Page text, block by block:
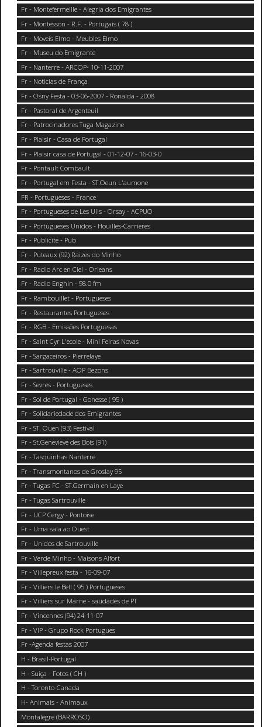
Fr - Montefermeille - Alegria dos Emigrantes
Fr - Montesson - R.F. - Portugais ( 78 )
Fr - Moveis Elmo - Meubles Elmo
Fr - Museu do Emigrante
Fr - Nanterre - ARCOP- 10-11-2007
Fr - Noticias de França
Fr - Osny Festa - 03-06-2007 - Ronalda - 2008
Fr - Pastoral de Argenteuil
Fr - Patrocinadores Tuga Magazine
Fr - Plaisir - Casa de Portugal
Fr - Plaisir casa de Portugal - 01-12-07 - 16-03-0
Fr - Pontault Combault
Fr - Portugal em Festa - ST.Oeun L'aumone
FR - Portugueses - France
Fr - Portugueses de Les Ulis - Orsay - ACPUO
Fr - Portugueses Unidos - Houilles-Carrieres
Fr - Publicite - Pub
Fr - Puteaux (92) Raizes do Minho
Fr - Radio Arc en Ciel - Orleans
Fr - Radio Enghin - 98.0 fm
Fr - Rambouillet - Portugueses
Fr - Restaurantes Portugueses
Fr - RGB - Emissões Portuguesas
Fr - Saint Cyr L'ecole - Mini Feiras Novas
Fr - Sargaceiros - Pierrelaye
Fr - Sartrouville - AOP Bezons
Fr - Sevres - Portugueses
Fr - Sol de Portugal - Gonesse ( 95 )
Fr - Solidariedade dos Emigrantes
Fr - ST. Ouen (93) Festival
Fr - St.Genevieve des Bois (91)
Fr - Tasquinhas Nanterre
Fr - Transmontanos de Groslay 95
Fr - Tugas FC - ST.Germain en Laye
Fr - Tugas Sartrouville
Fr - UCP Cergy - Pontoise
Fr - Uma sala ao Ouest
Fr - Unidos de Sartrouville
Fr - Verde Minho - Maisons Alfort
Fr - Villepreux festa - 16-09-07
Fr - Villiers le Bell ( 95 ) Portugueses
Fr - Villiers sur Marne - saudades de PT
Fr - Vincennes (94) 24-11-07
Fr - VIP - Grupo Rock Portugues
Fr -Agenda festas 2007
H - Brasil-Portugal
H - Suiça - Fotos ( CH )
H - Toronto-Canada
H- Animais - Animaux
Montalegre (BARROSO)